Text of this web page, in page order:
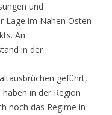
und
Lage im Nahen Osten
An
in der
geführt,
in der Region
noch das Regime in